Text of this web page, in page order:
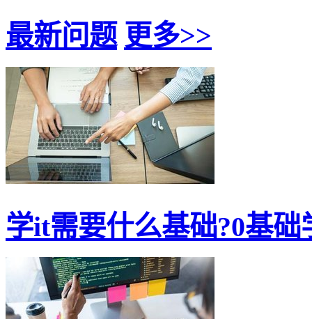
最新问题 更多>>
学it需要什么基础?0基础